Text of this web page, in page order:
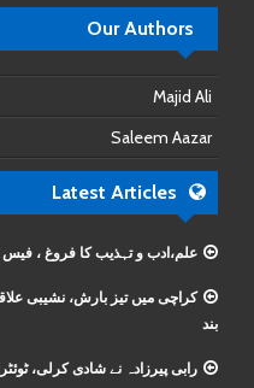
Our Authors
Majid Ali
Saleem Aazar
Latest Articles
علم،ادب و تہذیب کا فروغ ، فیس
کراچی میں تیز بارش، نشیبی
بند
رابی پیرزادہ نے شادی کرلی،